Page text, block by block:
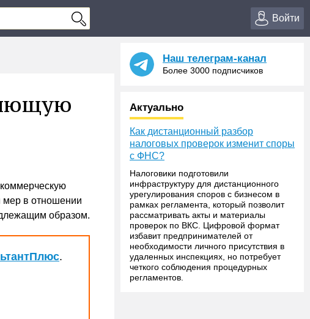
Войти
мер в отношении
образом.
.
Наш телеграм-канал
Более 3000 подписчиков
Актуально
Как дистанционный разбор
налоговых проверок изменит споры
с ФНС?
Налоговики подготовили
инфраструктуру для дистанционного
урегулирования споров с бизнесом в
рамках регламента, который позволит
рассматривать акты и материалы
проверок по ВКС. Цифровой формат
избавит предпринимателей от
необходимости личного присутствия в
удаленных инспекциях, но потребует
четкого соблюдения процедурных
регламентов.